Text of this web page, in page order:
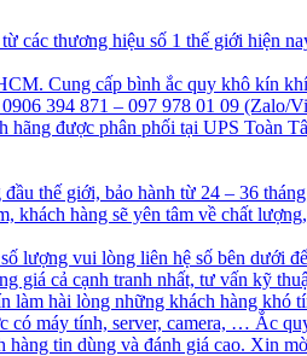
thương hiệu số 1 thế giới hiện
Cung cấp bình ắc quy khô kín
394 871 – 097 978 01 09 (Zalo/
được phân phối tại UPS Toàn
thế giới, bảo hành từ 24 – 36
hàng sẽ yên tâm về chất
lượng vui lòng liên hệ số bên dưới
cả cạnh tranh nhất, tư vấn kỹ
hài lòng những khách hàng
máy tính, server, camera, … Ắc
tin dùng và đánh giá cao. Xin